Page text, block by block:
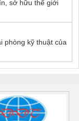
sở hữu thế giới
phòng kỹ thuật của